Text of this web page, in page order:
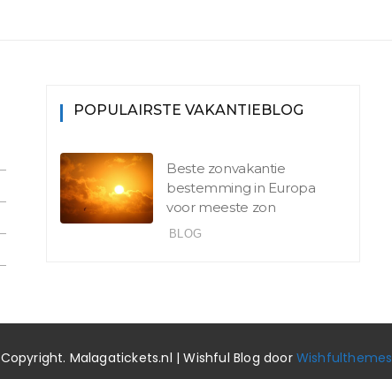
POPULAIRSTE VAKANTIEBLOG
Beste zonvakantie
bestemming in Europa
voor meeste zon
BLOG
Copyright. Malagatickets.nl | Wishful Blog door Wishfulthemes